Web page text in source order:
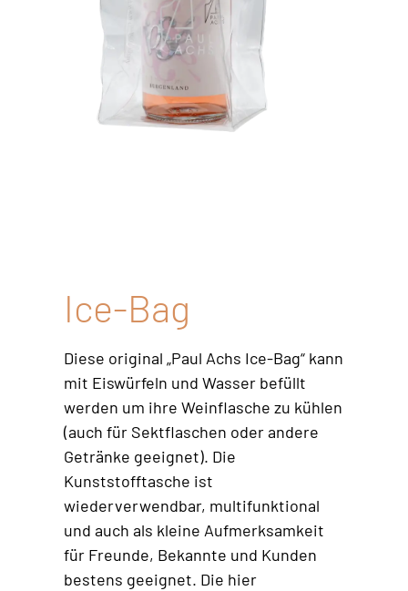
Ice-Bag
Diese original „Paul Achs Ice-Bag“ kann
mit Eiswürfeln und Wasser befüllt
werden um ihre Weinflasche zu kühlen
(auch für Sektflaschen oder andere
Getränke geeignet). Die
Kunststofftasche ist
wiederverwendbar, multifunktional
und auch als kleine Aufmerksamkeit
für Freunde, Bekannte und Kunden
bestens geeignet. Die hier